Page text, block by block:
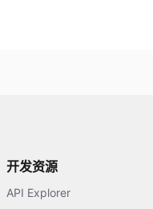
开发资源
API Explorer